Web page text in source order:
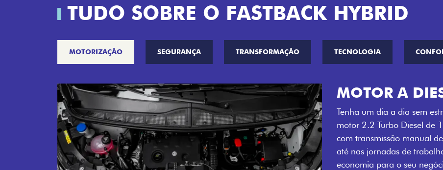
TUDO SOBRE O FASTBACK HYBRID
MOTORIZAÇÃO SEGURANÇA TRANSFORMAÇÃO TECNOLOGIA
MOTOR A
Tenha um dia a dia sem
motor 2.2 Turbo Diesel de
com transmissão manual
até nas jornadas de
economia para o seu